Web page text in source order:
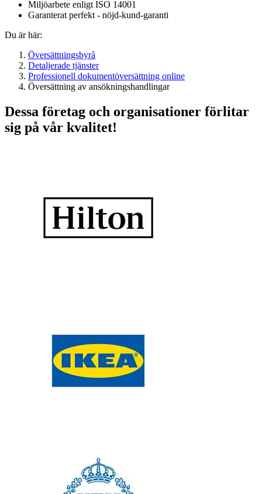
Miljöarbete enligt ISO 14001
Garanterat perfekt - nöjd-kund-garanti
Du är här:
Översättningsbyrå
Detaljerade tjänster
Professionell dokumentöversättning online
Översättning av ansökningshandlingar
Dessa företag och organisationer förlitar
sig på vår kvalitet!